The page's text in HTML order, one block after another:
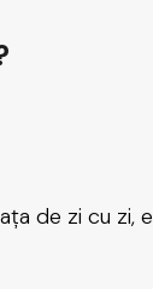
de zi cu zi,